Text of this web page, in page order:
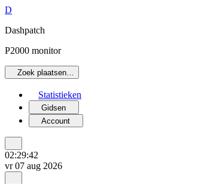
D
Dashpatch
P2000 monitor
Zoek plaatsen…
Statistieken
Gidsen
Account
02:29:42
vr 07 aug 2026